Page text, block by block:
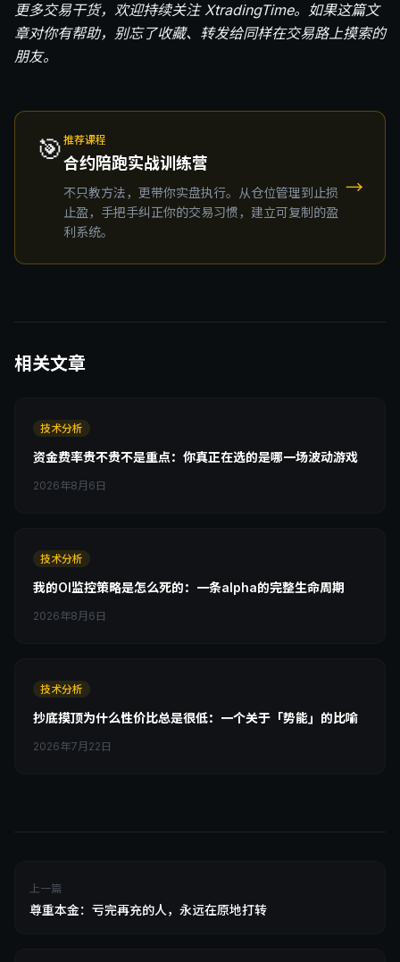
更多交易干货，欢迎持续关注 XtradingTime。如果这篇文
章对你有帮助，别忘了收藏、转发给同样在交易路上摸索的
朋友。
🎯 推荐课程
合约陪跑实战训练营
不只教方法，更带你实盘执行。从仓位管理到止损
止盈，手把手纠正你的交易习惯，建立可复制的盈
利系统。
→
相关文章
技术分析
资金费率贵不贵不是重点：你真正在选的是哪一场波动游戏
2026年8月6日
技术分析
我的OI监控策略是怎么死的：一条alpha的完整生命周期
2026年8月6日
技术分析
抄底摸顶为什么性价比总是很低：一个关于「势能」的比喻
2026年7月22日
上一篇
尊重本金：亏完再充的人，永远在原地打转